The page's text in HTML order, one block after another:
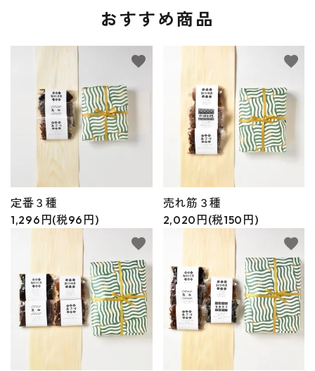
おすすめ商品
定番３種
1,296円(税96円)
favorite
売れ筋３種
2,020円(税150円)
favorite
favorite favorite